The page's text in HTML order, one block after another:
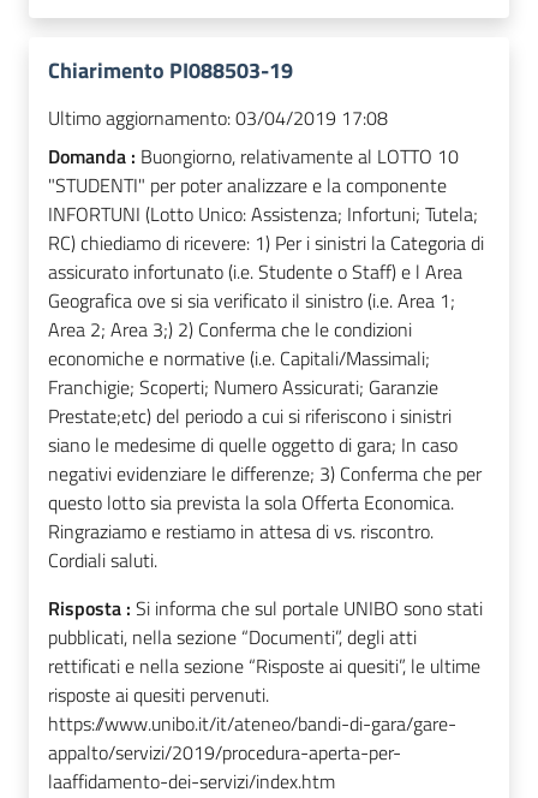
Chiarimento PI088503-19
Ultimo aggiornamento:03/04/2019 17:08
Domanda : Buongiorno, relativamente al LOTTO 10
"STUDENTI" per poter analizzare e la componente
INFORTUNI (Lotto Unico: Assistenza; Infortuni; Tutela;
RC) chiediamo di ricevere: 1) Per i sinistri la Categoria di
assicurato infortunato (i.e. Studente o Staff) e l Area
Geografica ove si sia verificato il sinistro (i.e. Area 1;
Area 2; Area 3;) 2) Conferma che le condizioni
economiche e normative (i.e. Capitali/Massimali;
Franchigie; Scoperti; Numero Assicurati; Garanzie
Prestate;etc) del periodo a cui si riferiscono i sinistri
siano le medesime di quelle oggetto di gara; In caso
negativi evidenziare le differenze; 3) Conferma che per
questo lotto sia prevista la sola Offerta Economica.
Ringraziamo e restiamo in attesa di vs. riscontro.
Cordiali saluti.
Risposta : Si informa che sul portale UNIBO sono stati
pubblicati, nella sezione “Documenti”, degli atti
rettificati e nella sezione “Risposte ai quesiti”, le ultime
risposte ai quesiti pervenuti.
https://www.unibo.it/it/ateneo/bandi-di-gara/gare-
appalto/servizi/2019/procedura-aperta-per-
laaffidamento-dei-servizi/index.htm